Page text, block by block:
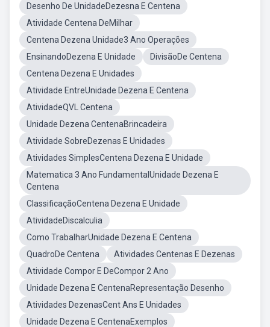
Desenho De UnidadeDezesna E Centena
Atividade Centena DeMilhar
Centena Dezena Unidade3 Ano Operações
EnsinandoDezena E Unidade
DivisãoDe Centena
Centena Dezena E Unidades
Atividade EntreUnidade Dezena E Centena
AtividadeQVL Centena
Unidade Dezena CentenaBrincadeira
Atividade SobreDezenas E Unidades
Atividades SimplesCentena Dezena E Unidade
Matematica 3 Ano FundamentalUnidade Dezena E
Centena
ClassificaçãoCentena Dezena E Unidade
AtividadeDiscalculia
Como TrabalharUnidade Dezena E Centena
QuadroDe Centena
Atividades Centenas E Dezenas
Atividade Compor E DeCompor 2 Ano
Unidade Dezena E CentenaRepresentação Desenho
Atividades DezenasCent Ans E Unidades
Unidade Dezena E CentenaExemplos